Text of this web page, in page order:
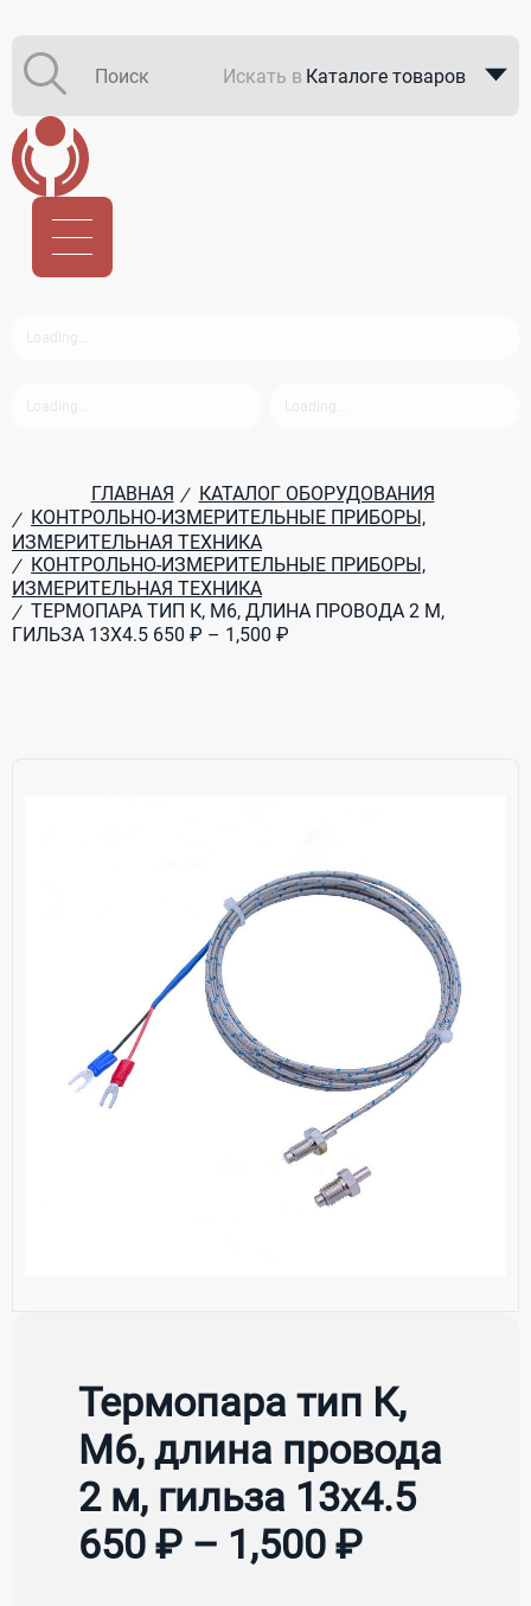
Искать в Каталоге товаров
ГЛАВНАЯ / КАТАЛОГ ОБОРУДОВАНИЯ
/
КОНТРОЛЬНО-ИЗМЕРИТЕЛЬНЫЕ ПРИБОРЫ,
ИЗМЕРИТЕЛЬНАЯ ТЕХНИКА
/ КОНТРОЛЬНО-ИЗМЕРИТЕЛЬНЫЕ ПРИБОРЫ,
ИЗМЕРИТЕЛЬНАЯ ТЕХНИКА
/ ТЕРМОПАРА ТИП К, М6, ДЛИНА ПРОВОДА 2 М,
ГИЛЬЗА 13Х4.5 650 ₽ – 1,500 ₽
Термопара тип К,
М6, длина провода
2 м, гильза 13х4.5
650 ₽ – 1,500 ₽